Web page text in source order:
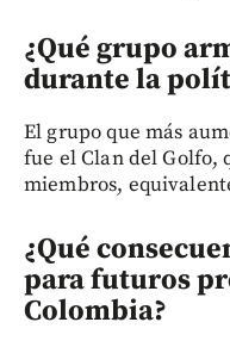
¿Qué grupo
durante la
El grupo que más
fue el Clan del Golfo,
miembros,
¿Qué
para futuros
Colombia?